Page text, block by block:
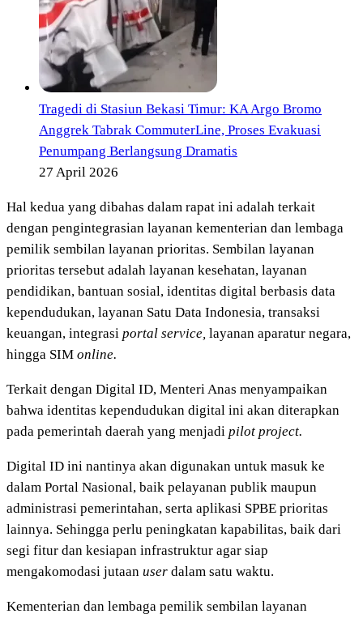
Tragedi di Stasiun Bekasi Timur: KA Argo Bromo
Anggrek Tabrak CommuterLine, Proses Evakuasi
Penumpang Berlangsung Dramatis
27 April 2026
Hal kedua yang dibahas dalam rapat ini adalah terkait
dengan pengintegrasian layanan kementerian dan lembaga
pemilik sembilan layanan prioritas. Sembilan layanan
prioritas tersebut adalah layanan kesehatan, layanan
pendidikan, bantuan sosial, identitas digital berbasis data
kependudukan, layanan Satu Data Indonesia, transaksi
keuangan, integrasi portal service, layanan aparatur negara,
hingga SIM online.
Terkait dengan Digital ID, Menteri Anas menyampaikan
bahwa identitas kependudukan digital ini akan diterapkan
pada pemerintah daerah yang menjadi pilot project.
Digital ID ini nantinya akan digunakan untuk masuk ke
dalam Portal Nasional, baik pelayanan publik maupun
administrasi pemerintahan, serta aplikasi SPBE prioritas
lainnya. Sehingga perlu peningkatan kapabilitas, baik dari
segi fitur dan kesiapan infrastruktur agar siap
mengakomodasi jutaan user dalam satu waktu.
Kementerian dan lembaga pemilik sembilan layanan